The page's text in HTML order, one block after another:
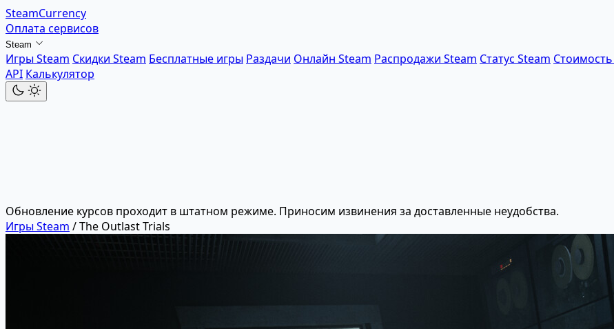
SteamCurrency
Оплата сервисов
Steam
Игры Steam Скидки Steam Бесплатные игры Раздачи Онлайн Steam Распродажи Steam Статус Steam Стоимость
API Калькулятор
Обновление курсов проходит в штатном режиме. Приносим извинения за доставленные неудобства.
Игры Steam /The Outlast Trials